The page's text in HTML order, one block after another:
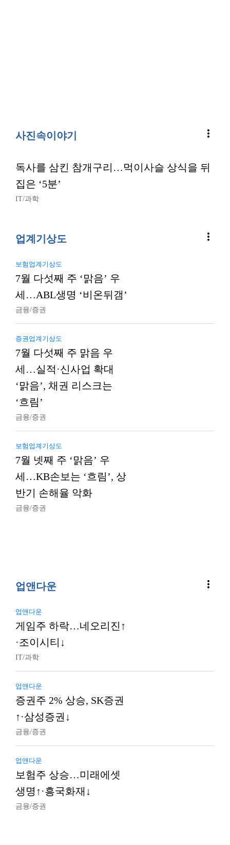
사진속이야기 more_vert
독사를 삼킨 참개구리…먹이사슬 상식을 뒤
집은 ‘5분’
IT/과학
업계기상도 more_vert
보험업계기상도
7월 다섯째 주 ‘맑음’ 우
세…ABL생명 ‘비온뒤갬’
금융/증권
증권업계기상도
7월 다섯째 주 맑음 우
세…실적·신사업 확대
‘맑음’, 채권 리스크는
‘흐림’
금융/증권
보험업계기상도
7월 넷째 주 ‘맑음’ 우
세…KB손보는 ‘흐림’, 상
반기 손해율 악화
금융/증권
업앤다운 more_vert
업앤다운
게임주 하락…네오리진↑
·조이시티↓
IT/과학
업앤다운
증권주 2% 상승, SK증권
↑·삼성증권↓
금융/증권
업앤다운
보험주 상승…미래에셋
생명↑·흥국화재↓
금융/증권